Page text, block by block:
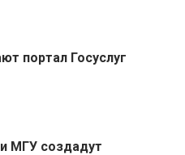
портал Госуслуг
МГУ создадут